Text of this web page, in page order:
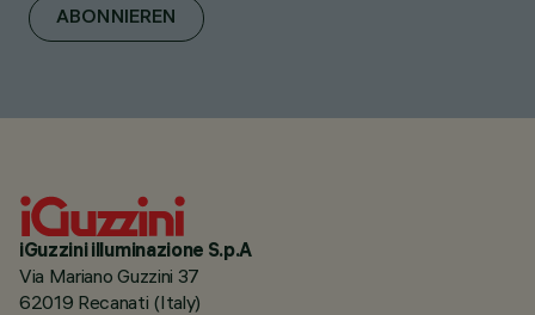
ABONNIEREN
iGuzzini illuminazione S.p.A
Via Mariano Guzzini 37
62019 Recanati (Italy)